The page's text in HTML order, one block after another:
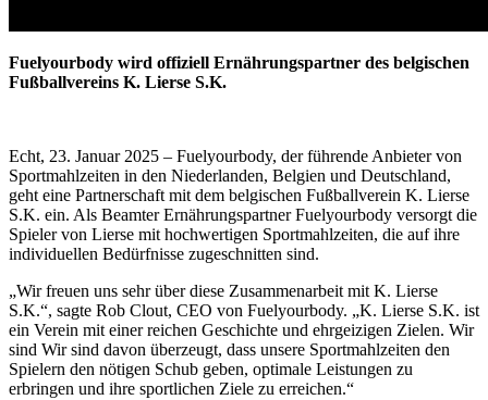
Fuelyourbody wird offiziell Ernährungspartner des belgischen
Fußballvereins K. Lierse S.K.
Echt, 23. Januar 2025 – Fuelyourbody, der führende Anbieter von
Sportmahlzeiten in den Niederlanden, Belgien und Deutschland,
geht eine Partnerschaft mit dem belgischen Fußballverein K. Lierse
S.K. ein. Als Beamter Ernährungspartner Fuelyourbody versorgt die
Spieler von Lierse mit hochwertigen Sportmahlzeiten, die auf ihre
individuellen Bedürfnisse zugeschnitten sind.
„Wir freuen uns sehr über diese Zusammenarbeit mit K. Lierse
S.K.“, sagte Rob Clout, CEO von Fuelyourbody. „K. Lierse S.K. ist
ein Verein mit einer reichen Geschichte und ehrgeizigen Zielen. Wir
sind Wir sind davon überzeugt, dass unsere Sportmahlzeiten den
Spielern den nötigen Schub geben, optimale Leistungen zu
erbringen und ihre sportlichen Ziele zu erreichen.“